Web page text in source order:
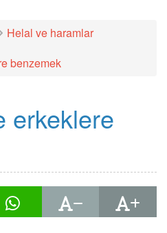
Helal ve haramlar
benzemek
erkeklere